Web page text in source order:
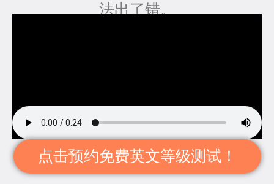
法出了错。
点击预约免费英文等级测试！